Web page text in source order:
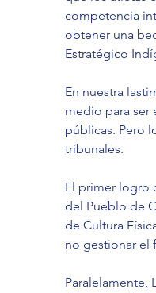
competencia
obtener una
Estratégico
En nuestra
medio para ser
públicas. Pero
tribunales.
El primer logro
del Pueblo de
de Cultura
no gestionar el